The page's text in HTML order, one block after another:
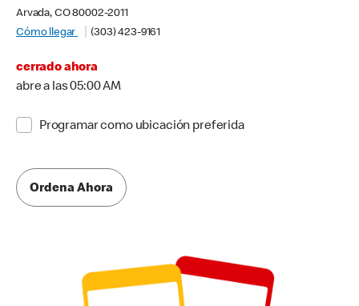
Arvada, CO 80002-2011
Cómo llegar
(303) 423-9161
cerrado ahora
abre a las 05:00 AM
Programar como ubicación preferida
Ordena Ahora